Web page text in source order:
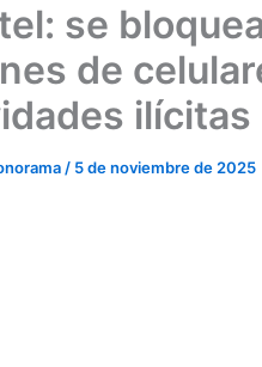
se
de
ilícitas
/ 5 de noviembre de 2025